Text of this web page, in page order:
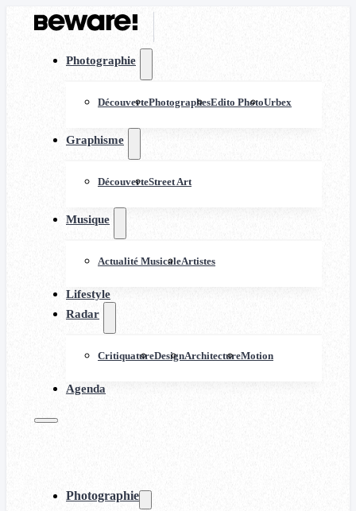
Photographie
DécouvertePhotographesEdito PhotoUrbex
Graphisme
DécouverteStreet Art
Musique
Actualité MusicaleArtistes
Lifestyle
Radar
CritiquatureDesignArchitectureMotion
Agenda
Photographie